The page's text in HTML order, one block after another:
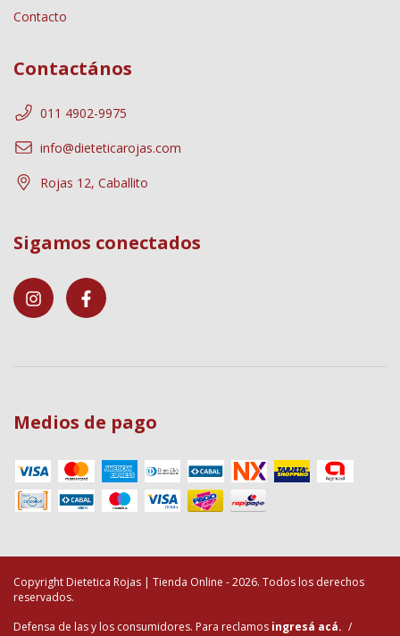
Contacto
Contactános
011 4902-9975
info@dieteticarojas.com
Rojas 12, Caballito
Sigamos conectados
Medios de pago
Copyright Dietetica Rojas | Tienda Online - 2026. Todos los derechos
reservados.
Defensa de las y los consumidores. Para reclamos ingresá acá. /